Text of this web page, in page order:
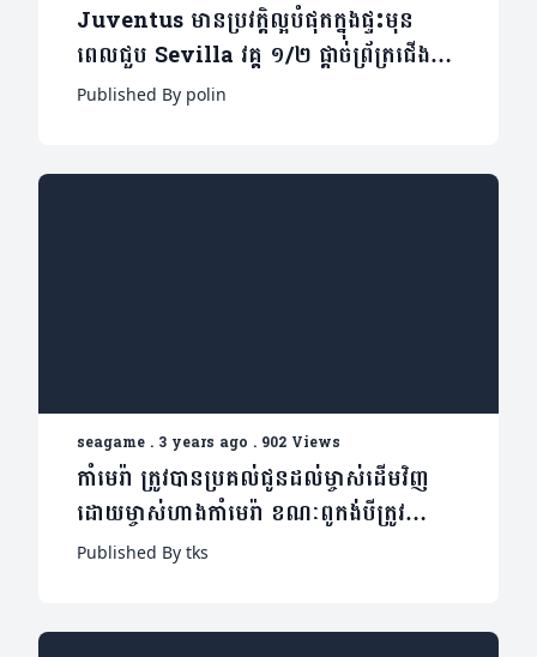
Juventus មានប្រវត្តិល្អបំផុតក្នុងផ្ទះមុន
ពេលជួប Sevilla វគ្គ ១/២ ផ្តាច់ព្រ័ត្រជើងទី១
(មានវីដេអូ)
Published By polin
seagame . 3 years ago . 902 Views
កាំមេរ៉ា ត្រូវបានប្រគល់ជូនដល់ម្ចាស់ដើមវិញ
ដោយម្ចាស់ហាងកាំមេរ៉ា ខណៈពូកង់បីត្រូវ
សមត្ថកិច្ចឃាត់សួរនាំ
Published By tks